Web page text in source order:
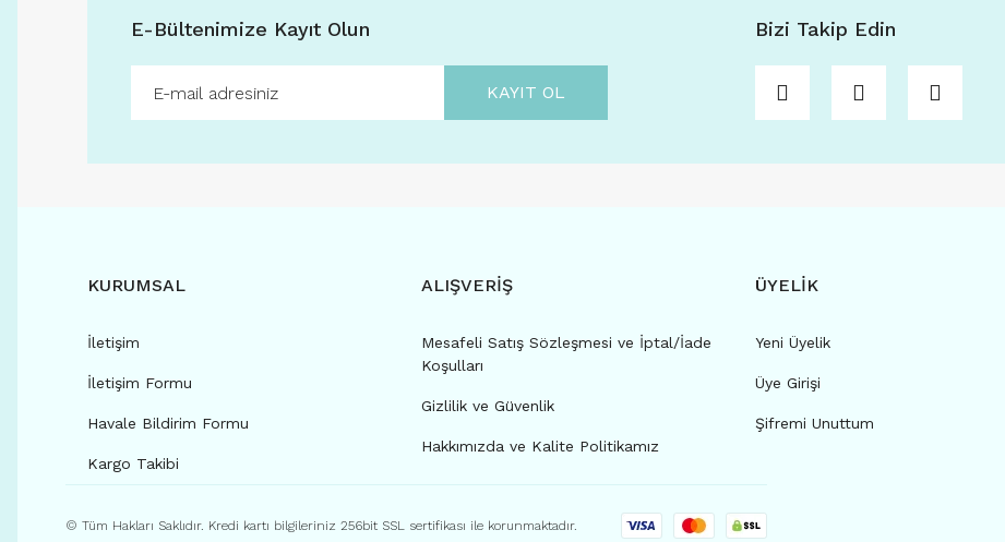
E-Bültenimize Kayıt Olun
KAYIT OL
Bizi Takip Edin
KURUMSAL
İletişim
İletişim Formu
Havale Bildirim Formu
Kargo Takibi
ALIŞVERİŞ
Mesafeli Satış Sözleşmesi ve İptal/İade
Koşulları
Gizlilik ve Güvenlik
Hakkımızda ve Kalite Politikamız
ÜYELİK
Yeni Üyelik
Üye Girişi
Şifremi Unuttum
© Tüm Hakları Saklıdır. Kredi kartı bilgileriniz 256bit SSL sertifikası ile korunmaktadır.